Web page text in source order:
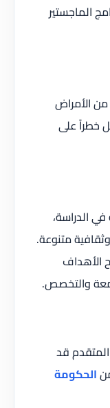
35 عاماً لبرامج الماجستير
الأمراض
خطراً على
الدراسة،
متنوعة.
الأهداف
والتخصص.
قد
الحكومة